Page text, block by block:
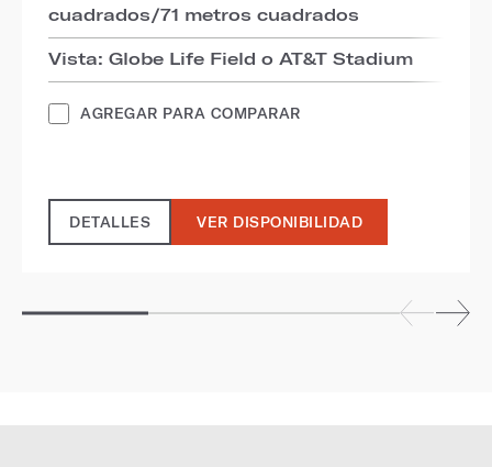
cuadrados/71 metros cuadrados
Vista: Globe Life Field o AT&T Stadium
AGREGAR PARA COMPARAR
DETALLES VER DISPONIBILIDAD